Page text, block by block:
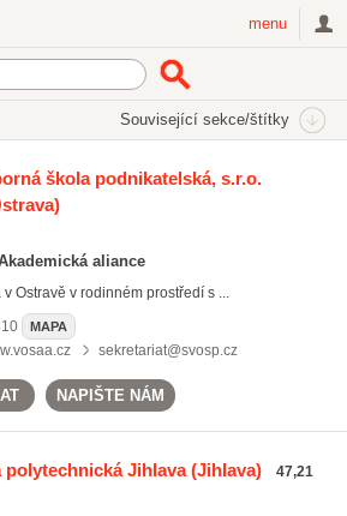
menu
Související sekce/štítky
školy
Všechny související sekce
škola podnikatelská, s.r.o.
aliance
Ostravě v rodinném prostředí s ...
MAPA
sekretariat@svosp.cz
NAPIŠTE NÁM
polytechnická Jihlava(Jihlava)
47,21